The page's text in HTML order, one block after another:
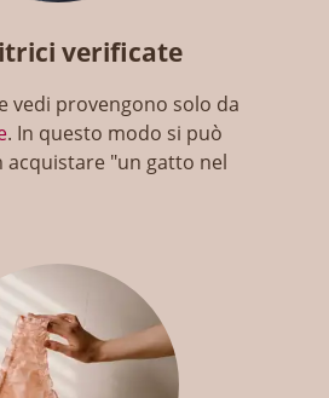
verificate
vedi provengono solo da
. In questo modo si può
acquistare "un gatto nel